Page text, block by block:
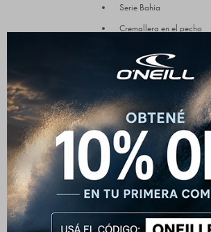
Serie Bahía
Cremallera en el pecho
4/3 mm
CREMALLERA DEL
La entrada frontal con cremallera superior
un panel de cremallera flotante libre y una
descarga con orificios de drenaje para
sintiéndote suelto.
NEOPRENO ULTRAFLEX